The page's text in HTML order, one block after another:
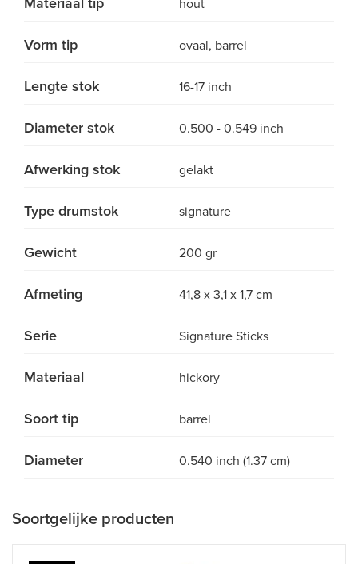
hout
Vorm tip ovaal, barrel
Lengte stok 16-17 inch
Diameter stok 0.500 - 0.549 inch
Afwerking stok gelakt
Type drumstok signature
Gewicht 200 gr
Afmeting 41,8 x 3,1 x 1,7 cm
Serie Signature Sticks
Materiaal hickory
Soort tip barrel
Diameter 0.540 inch (1.37 cm)
Soortgelijke producten